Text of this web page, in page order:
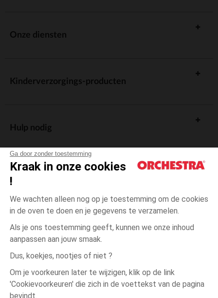
Ga door zonder toestemming
Kraak in onze cookies
!
We wachten alleen nog op je toestemming om de cookies
in de oven te doen en je gegevens te verzamelen.
Als je ons toestemming geeft, kunnen we onze inhoud
aanpassen aan jouw smaak.
Dus, koekjes, nootjes of niet ?
Om je voorkeuren later te wijzigen, klik op de link
'Cookievoorkeuren' die zich in de voettekst van de pagina
bevindt.
Beige Beige L
Onze diensten
Kinderverzorgings-producten
Hulp nodig
Algemene verkoopsvoorwaarden
Wettelijke bepalingen
Persoonsgegevens